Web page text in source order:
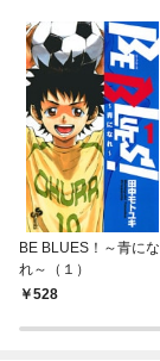
BE BLUES！～青にな
れ～（１）
528